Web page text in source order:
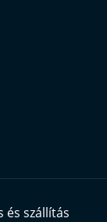
és szállítás